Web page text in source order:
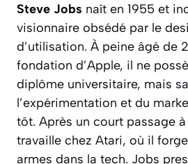
Steve Jobs naît en 1955 et
visionnaire obsédé par le
d’utilisation. À peine âgé de
fondation d’Apple, il ne
diplôme universitaire, mais
l’expérimentation et du
tôt. Après un court passage
travaille chez Atari, où il
armes dans la tech. Jobs